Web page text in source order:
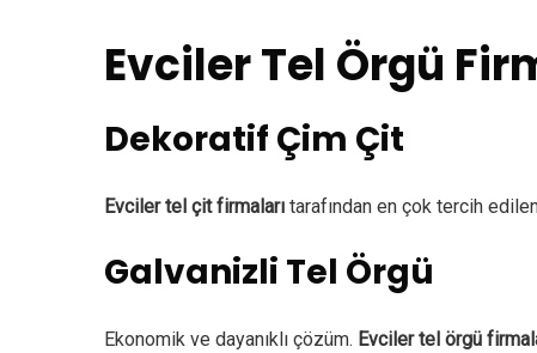
Evciler Tel Örgü
Dekoratif Çim Çit
Evciler tel çit firmaları tarafından en çok tercih
Galvanizli Tel Örgü
Ekonomik ve dayanıklı çözüm. Evciler tel örgü